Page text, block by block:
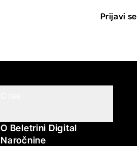
Prijavi se
O Beletrini Digital
Naročnine